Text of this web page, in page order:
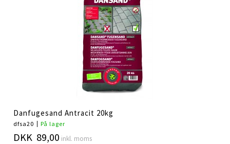
Danfugesand Antracit 20kg
dfsa20 På lager
DKK 89,00 inkl. moms